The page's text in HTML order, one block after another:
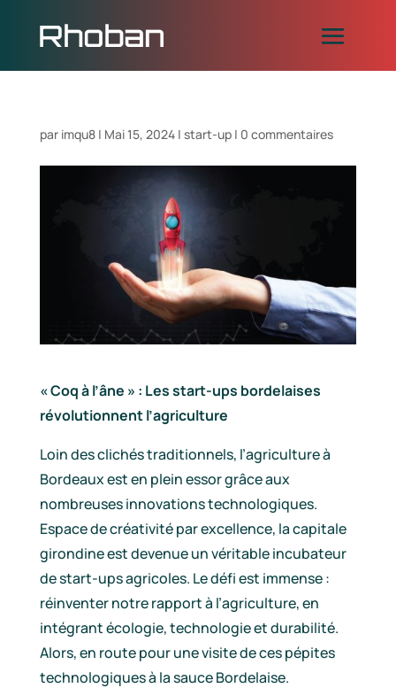
par imqu8| Mai 15, 2024| start-up| 0 commentaires
« Coq à l’âne » : Les start-ups bordelaises
révolutionnent l’agriculture
Loin des clichés traditionnels, l’agriculture à
Bordeaux est en plein essor grâce aux
nombreuses innovations technologiques.
Espace de créativité par excellence, la capitale
girondine est devenue un véritable incubateur
de start-ups agricoles. Le défi est immense :
réinventer notre rapport à l’agriculture, en
intégrant écologie, technologie et durabilité.
Alors, en route pour une visite de ces pépites
technologiques à la sauce Bordelaise.